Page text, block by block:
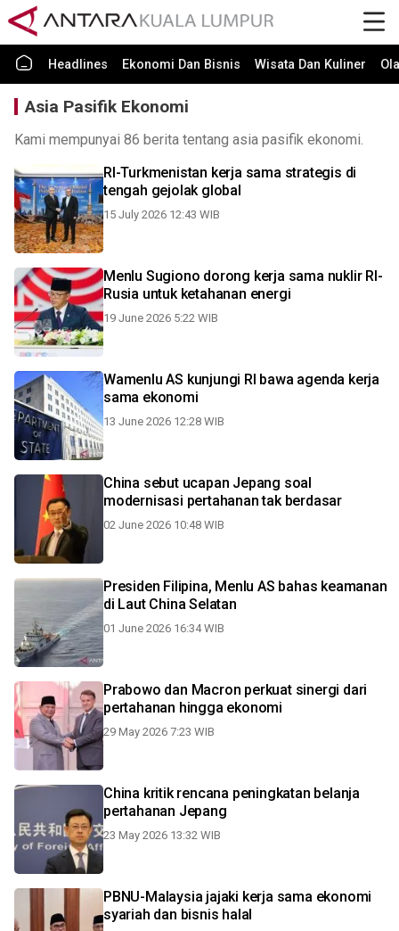
Headlines Ekonomi Dan Bisnis Wisata Dan Kuliner
Asia Pasifik Ekonomi
Kami mempunyai 86 berita tentang asia pasifik ekonomi.
RI-Turkmenistan kerja sama strategis di
tengah gejolak global
15 July 2026 12:43 WIB
Menlu Sugiono dorong kerja sama nuklir RI-
Rusia untuk ketahanan energi
19 June 2026 5:22 WIB
Wamenlu AS kunjungi RI bawa agenda kerja
sama ekonomi
13 June 2026 12:28 WIB
China sebut ucapan Jepang soal
modernisasi pertahanan tak berdasar
02 June 2026 10:48 WIB
Presiden Filipina, Menlu AS bahas keamanan
di Laut China Selatan
01 June 2026 16:34 WIB
Prabowo dan Macron perkuat sinergi dari
pertahanan hingga ekonomi
29 May 2026 7:23 WIB
China kritik rencana peningkatan belanja
pertahanan Jepang
23 May 2026 13:32 WIB
PBNU-Malaysia jajaki kerja sama ekonomi
syariah dan bisnis halal